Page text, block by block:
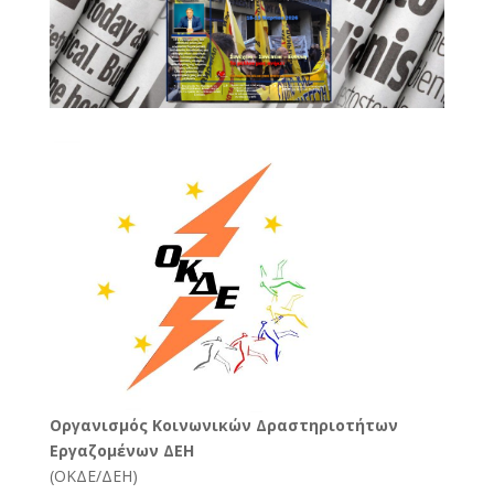
Oργανισμός Κοινωνικών Δραστηριοτήτων
Εργαζομένων ΔΕΗ
(ΟΚΔΕ/ΔΕΗ)